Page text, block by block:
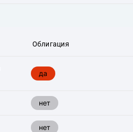
Облигация
да
нет
нет